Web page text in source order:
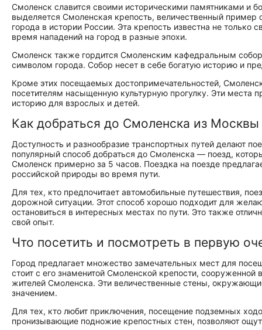
Смоленск славится своими историческими памятниками и
выделяется Смоленская крепость, величественный пример
города в истории России. Эта крепость известна не
время нападений на город в разные эпохи.
Смоленск также гордится Смоленским кафедральным
символом города. Собор несет в себе богатую историю и
Кроме этих посещаемых достопримечательностей,
посетителям насыщенную культурную прогулку. Эти места
историю для взрослых и детей.
Как добраться до Смоленска из Москвы
Доступность и разнообразие транспортных путей делают
популярный способ добраться до Смоленска — поезд,
Смоленск примерно за 5 часов. Поездка на поезде
российской природы во время пути.
Для тех, кто предпочитает автомобильные путешествия,
дорожной ситуации. Этот способ хорошо подходит для
остановиться в интересных местах по пути. Это также
свой опыт.
Что посетить и посмотреть в первую
Город предлагает множество замечательных мест для
стоит с его знаменитой Смоленской крепости,
жителей Смоленска. Эти величественные стены,
значением.
Для тех, кто любит приключения, посещение подземных
пронизывающие подножие крепостных стен, позволяют